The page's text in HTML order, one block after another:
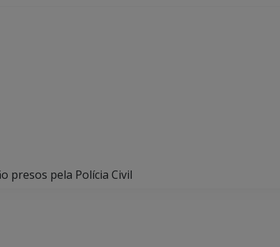
presos pela Polícia Civil